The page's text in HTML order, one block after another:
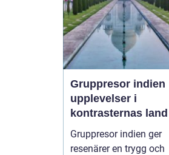
Gruppresor indien
upplevelser i
kontrasternas land
Gruppresor indien ger
resenärer en trygg och